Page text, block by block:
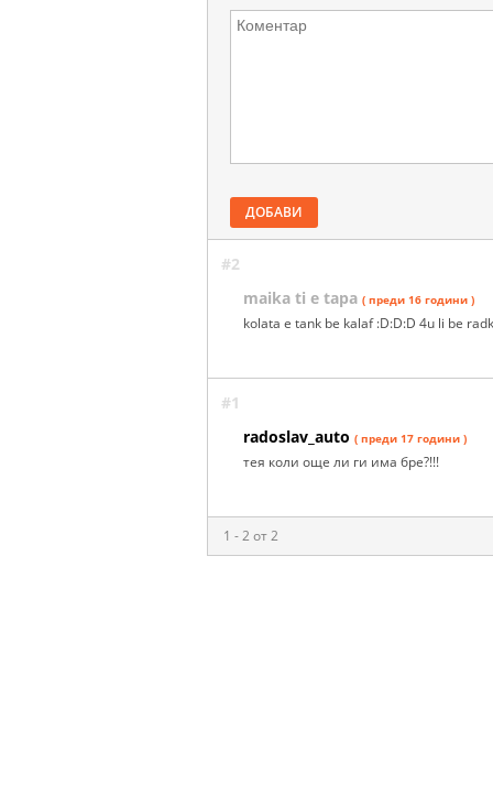
ДОБАВИ
#2
maika ti e tapa ( преди 16 години )
kolata e tank be kalaf :D:D:D 4u li be
#1
radoslav_auto ( преди 17 години )
тея коли още ли ги има бре?!!!
1 - 2 от 2